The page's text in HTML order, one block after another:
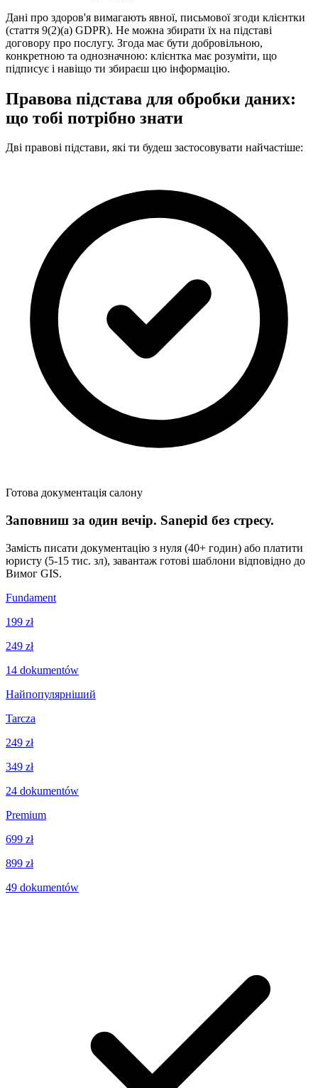
Дані про здоров'я вимагають явної, письмової згоди клієнтки
(стаття 9(2)(a) GDPR). Не можна збирати їх на підставі
договору про послугу. Згода має бути добровільною,
конкретною та однозначною: клієнтка має розуміти, що
підписує і навіщо ти збираєш цю інформацію.
Правова підстава для обробки даних:
що тобі потрібно знати
Дві правові підстави, які ти будеш застосовувати найчастіше:
Готова документація салону
Заповниш за один вечір. Sanepid без стресу.
Замість писати документацію з нуля (40+ годин) або платити
юристу (5-15 тис. зл), завантаж готові шаблони відповідно до
Вимог GIS.
Fundament
199 zł
249 zł
14 dokumentów
Найпопулярніший
Tarcza
249 zł
349 zł
24 dokumentów
Premium
699 zł
899 zł
49 dokumentów